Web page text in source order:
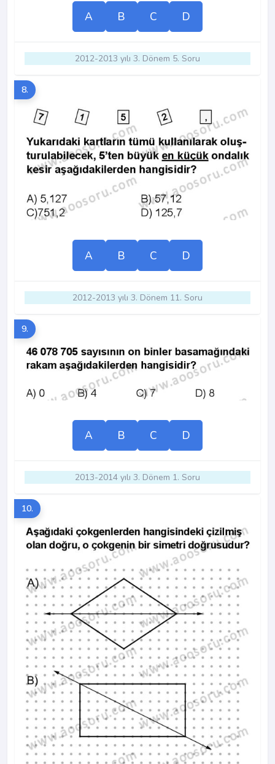
A B C D
2012-2013 yılı 3. Dönem 5. Soru
8.
A B C D
2012-2013 yılı 3. Dönem 11. Soru
9.
A B C D
2013-2014 yılı 3. Dönem 1. Soru
10.